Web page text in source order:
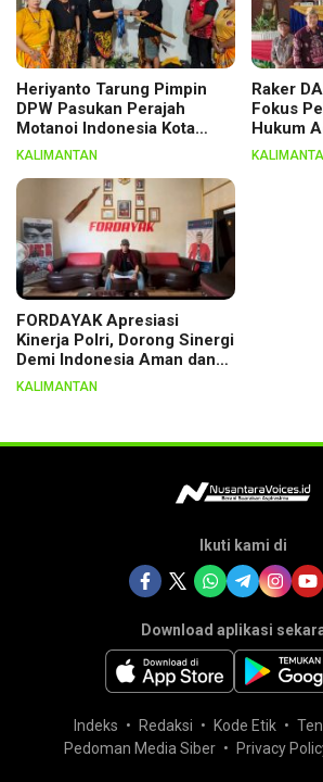
Heriyanto Tarung Pimpin
DPW Pasukan Perajah
Motanoi Indonesia Kota
Palangka Raya, Dikukuhkan
KALIMANTAN
Raker
Fokus
Hukum
FORDAYAK Apresiasi
Kinerja Polri, Dorong Sinergi
Demi Indonesia Aman dan
Berkeadilan
KALIMANTAN
Ikuti kami di
Download aplikasi
Indeks Redaksi Kode Etik
Pedoman Media Siber
Privacy